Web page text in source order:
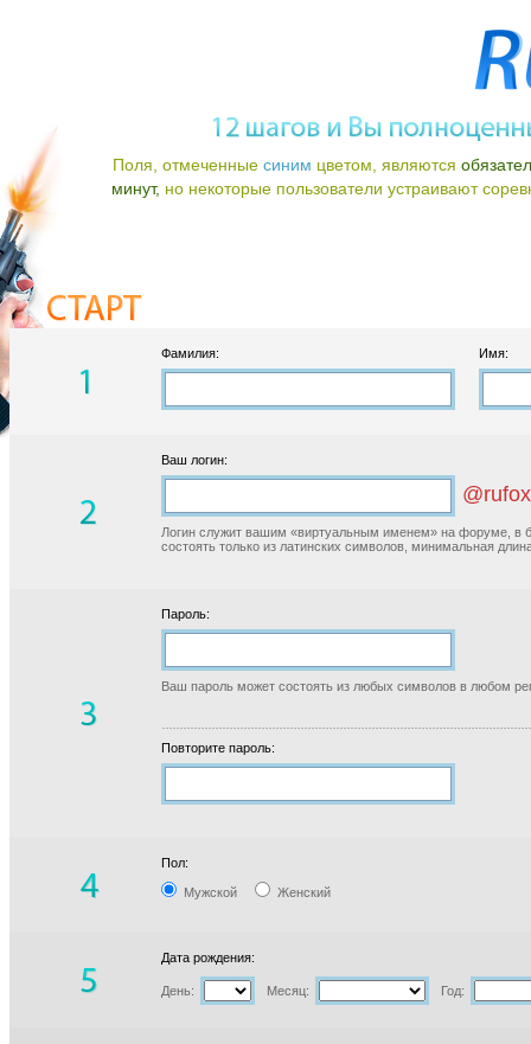
Поля, отмеченные синим цветом, являются
минут, но некоторые пользователи устраивают
Фамилия: Имя:
Ваш логин:
Логин служит вашим «виртуальным именем» на форуме, в
состоять только из латинских символов, минимальная
Пароль:
Ваш пароль может состоять из любых символов в любом
Повторите пароль:
Пол:
Мужской Женский
Дата рождения:
День: Месяц: Год: